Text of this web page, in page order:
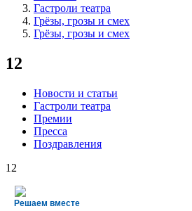
Гастроли театра
Грёзы, грозы и смех
Грёзы, грозы и смех
12
Новости и статьи
Гастроли театра
Премии
Пресса
Поздравления
12
Решаем вместе